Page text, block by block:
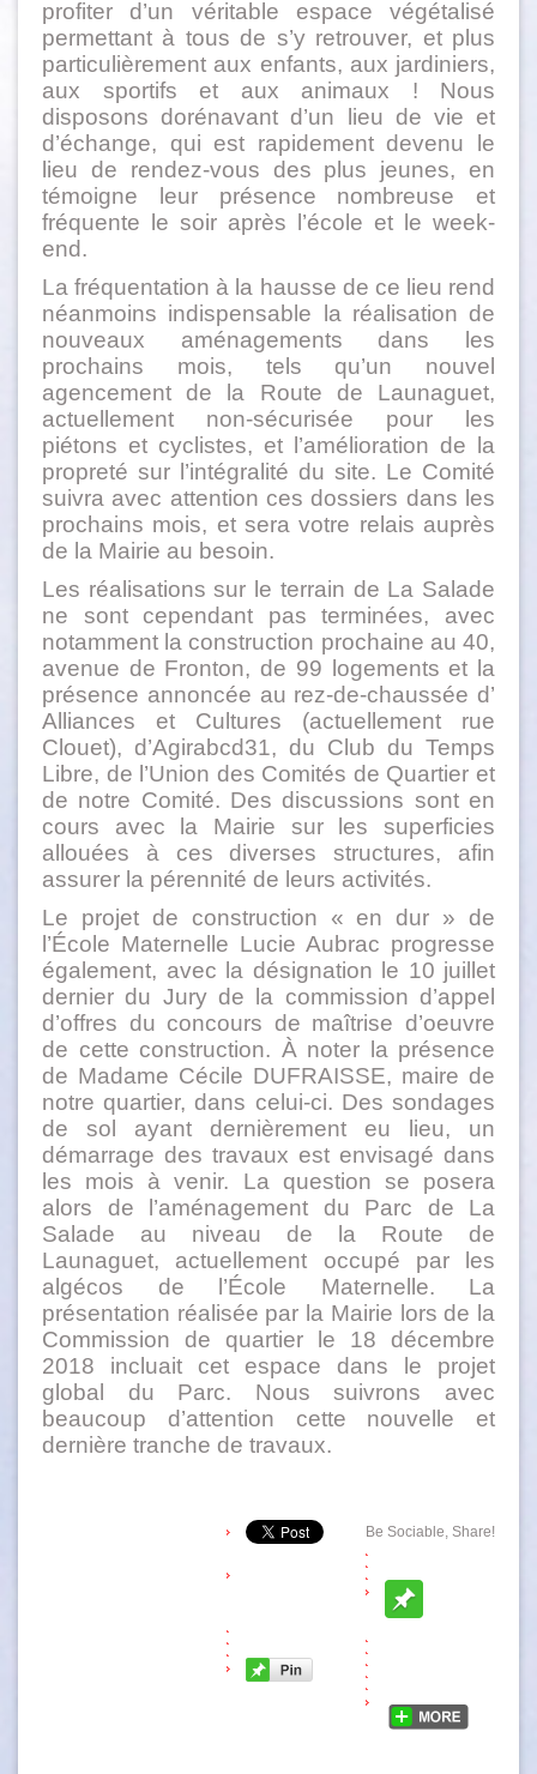
profiter d’un véritable espace végétalisé
permettant à tous de s’y retrouver, et plus
particulièrement aux enfants, aux jardiniers,
aux sportifs et aux animaux ! Nous
disposons dorénavant d’un lieu de vie et
d’échange, qui est rapidement devenu le
lieu de rendez-vous des plus jeunes, en
témoigne leur présence nombreuse et
fréquente le soir après l’école et le week-
end.
La fréquentation à la hausse de ce lieu rend
néanmoins indispensable la réalisation de
nouveaux aménagements dans les
prochains mois, tels qu’un nouvel
agencement de la Route de Launaguet,
actuellement non-sécurisée pour les
piétons et cyclistes, et l’amélioration de la
propreté sur l’intégralité du site. Le Comité
suivra avec attention ces dossiers dans les
prochains mois, et sera votre relais auprès
de la Mairie au besoin.
Les réalisations sur le terrain de La Salade
ne sont cependant pas terminées, avec
notamment la construction prochaine au 40,
avenue de Fronton, de 99 logements et la
présence annoncée au rez-de-chaussée d’
Alliances et Cultures (actuellement rue
Clouet), d’Agirabcd31, du Club du Temps
Libre, de l’Union des Comités de Quartier et
de notre Comité. Des discussions sont en
cours avec la Mairie sur les superficies
allouées à ces diverses structures, afin
assurer la pérennité de leurs activités.
Le projet de construction « en dur » de
l’École Maternelle Lucie Aubrac progresse
également, avec la désignation le 10 juillet
dernier du Jury de la commission d’appel
d’offres du concours de maîtrise d’oeuvre
de cette construction. À noter la présence
de Madame Cécile DUFRAISSE, maire de
notre quartier, dans celui-ci. Des sondages
de sol ayant dernièrement eu lieu, un
démarrage des travaux est envisagé dans
les mois à venir. La question se posera
alors de l’aménagement du Parc de La
Salade au niveau de la Route de
Launaguet, actuellement occupé par les
algécos de l’École Maternelle. La
présentation réalisée par la Mairie lors de la
Commission de quartier le 18 décembre
2018 incluait cet espace dans le projet
global du Parc. Nous suivrons avec
beaucoup d’attention cette nouvelle et
dernière tranche de travaux.
Be Sociable, Share!